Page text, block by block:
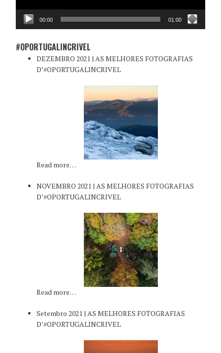
00:00 01:00
#OPORTUGALINCRIVEL
DEZEMBRO 2021 | AS MELHORES FOTOGRAFIAS
D’#OPORTUGALINCRIVEL
Read more…
NOVEMBRO 2021 | AS MELHORES FOTOGRAFIAS
D’#OPORTUGALINCRIVEL
Read more…
Setembro 2021 | AS MELHORES FOTOGRAFIAS
D’#OPORTUGALINCRIVEL